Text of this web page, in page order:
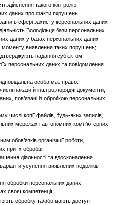
здійснення такого контролю;
даних про факти порушень
в сфері захисту персональних даних
Володільця бази персональних
даних у базах персональних даних
моменту виявлення таких порушень;
надання суб’єктом
персональних даних та повідомлення
особа має право:
накази й інші розпорядчі документи,
пов’язані із обробкою персональних
числі копії файлів, будь-яких записів,
мережах і автономних комп’ютерних
обов’язків організації роботи,
при їх обробці;
діяльності та вдосконалення
усунення виявлених недоліків
обробки персональних даних;
своєї компетенції.
обробку та/або мають доступ